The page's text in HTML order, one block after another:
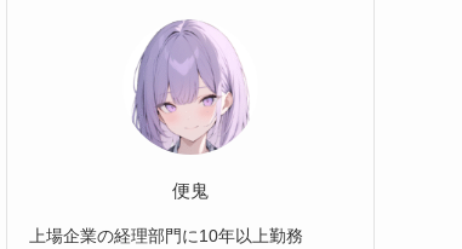
便鬼
上場企業の経理部門に10年以上勤務